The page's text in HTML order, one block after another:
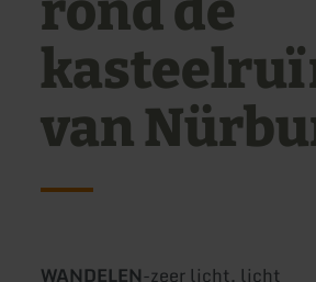
van
Soort
WANDELEN-Moeilijkheidsgraad:
zeer licht, licht